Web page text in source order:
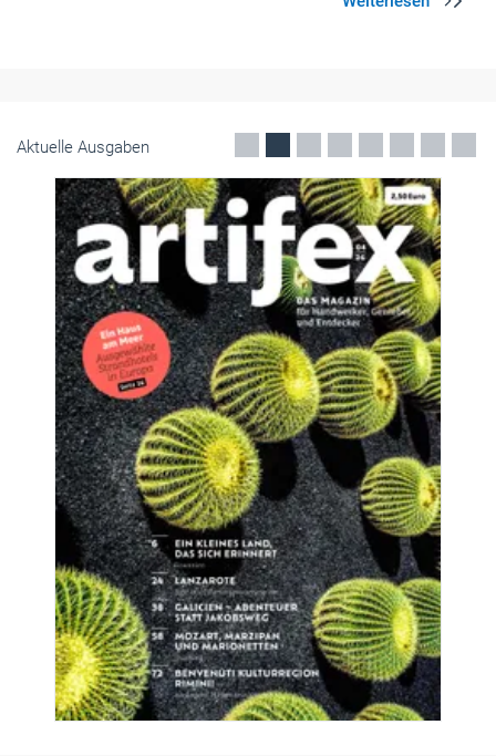
Aktuelle Ausgaben